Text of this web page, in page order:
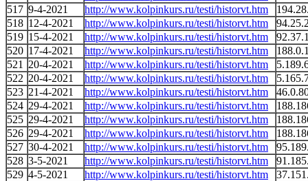
517 9-4-2021 http://www.kolpinkurs.ru/testi/historvt.htm
518 12-4-2021 http://www.kolpinkurs.ru/testi/historvt.htm
519 15-4-2021 http://www.kolpinkurs.ru/testi/historvt.htm
520 17-4-2021 http://www.kolpinkurs.ru/testi/historvt.htm
521
20-4-2021 http://www.kolpinkurs.ru/testi/historvt.htm
522 20-4-2021 http://www.kolpinkurs.ru/testi/historvt.htm
523 21-4-2021 http://www.kolpinkurs.ru/testi/historvt.htm
524 29-4-2021 http://www.kolpinkurs.ru/testi/historvt.htm
525 29-4-2021 http://www.kolpinkurs.ru/testi/historvt.htm
526 29-4-2021 http://www.kolpinkurs.ru/testi/historvt.htm
527 30-4-2021 http://www.kolpinkurs.ru/testi/historvt.htm
528 3-5-2021 http://www.kolpinkurs.ru/testi/historvt.htm
529 4-5-2021 http://www.kolpinkurs.ru/testi/historvt.htm